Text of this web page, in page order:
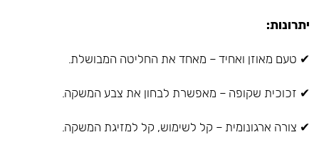
יתרונות:
✔ טעם מאוזן ואחיד – מאחד את החליטה המבושלת.
✔ זכוכית שקופה – מאפשרת לבחון את צבע המשקה.
✔ צורה ארגונומית – קל לשימוש, קל למזיגת המשקה.